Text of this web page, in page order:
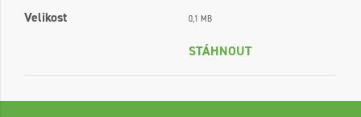
Velikost
0,1 MB
STÁHNOUT